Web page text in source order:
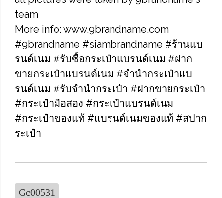
team
More info: www.9brandname.com
#9brandname #siambrandname #ร้านแบ
รนด์เนม #รับซื้อกระเป๋าแบรนด์เนม​ #ฝาก
ขายกระเป๋าแบรนด์เนม​ #จำนำกระเป๋าแบ
รนด์เนม​ #รับจำนำกระเป๋า #ฝากขายกระเป๋า
#กระเป๋ามือสอง​ #กระเป๋าแบรนด์เนม​
#กระเป๋าของแท้​ #แบรนด์เนมของแท้ #สปาก
ระเป๋า
Gc00531